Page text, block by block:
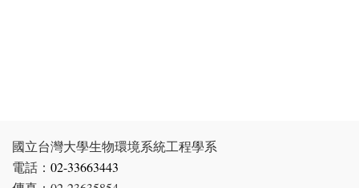
國立台灣大學生物環境系統工程學系
電話： 02-33663443